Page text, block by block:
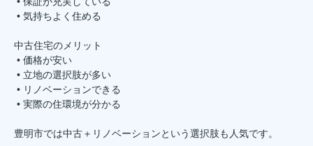
• 気持ちよく住める
中古住宅のメリット
• 価格が安い
• 立地の選択肢が多い
• リノベーションできる
• 実際の住環境が分かる
豊明市では中古＋リノベーションという選択肢も人気です。